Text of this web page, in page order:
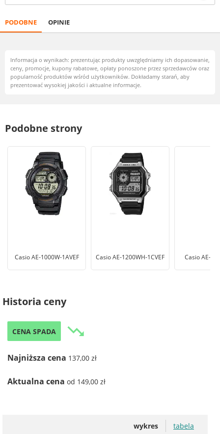
PODOBNE OPINIE
Informacja o wynikach: prezentując produkty uwzględniamy ich dopasowanie,
ceny, promocje, kupony rabatowe, opłaty ponoszone przez sprzedawców oraz
popularność produktów wśród użytkowników. Dokładamy starań, aby
prezentować wysokiej jakości i aktualne informacje.
Podobne strony
Casio AE-1000W-1AVEF Casio AE-1200WH-1CVEF Casio AE-
Historia ceny
CENA SPADA trending_down
Najniższa cena 137,00 zł
Aktualna cena od 149,00 zł
wykres tabela